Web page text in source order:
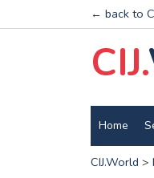
← back to
CIJ.
Home
CIJ.World >